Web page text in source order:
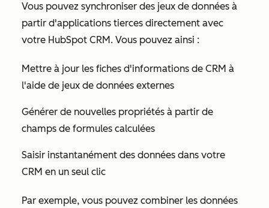
Vous pouvez synchroniser des jeux de données à
partir d'applications tierces directement avec
votre HubSpot CRM. Vous pouvez ainsi :
Mettre à jour les fiches d'informations de CRM à
l'aide de jeux de données externes
Générer de nouvelles propriétés à partir de
champs de formules calculées
Saisir instantanément des données dans votre
CRM en un seul clic
Par exemple, vous pouvez combiner les données